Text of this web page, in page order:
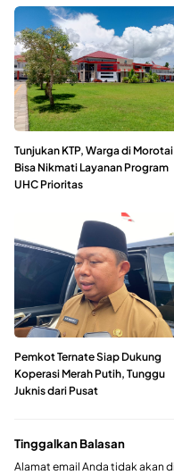
Tunjukan KTP, Warga di Morotai
Bisa Nikmati Layanan Program
UHC Prioritas
Pemkot Ternate Siap Dukung
Koperasi Merah Putih, Tunggu
Juknis dari Pusat
Tinggalkan Balasan
Alamat email Anda tidak akan